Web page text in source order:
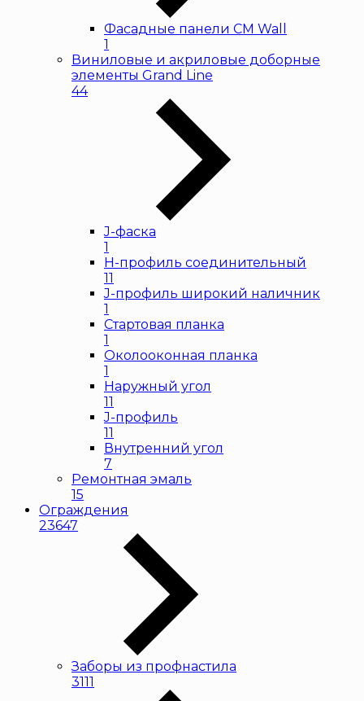
Фасадные панели CM Wall
1
Виниловые и акриловые доборные
элементы Grand Line
44
J-фаска
1
H-профиль соединительный
11
J-профиль широкий наличник
1
Стартовая планка
1
Околооконная планка
1
Наружный угол
11
J-профиль
11
Внутренний угол
7
Ремонтная эмаль
15
Ограждения
23647
Заборы из профнастила
3111